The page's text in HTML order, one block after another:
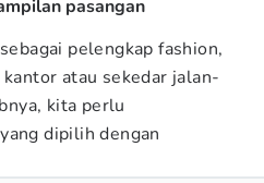
pasangan
pelengkap fashion,
atau sekedar jalan-
kita perlu
dipilih dengan